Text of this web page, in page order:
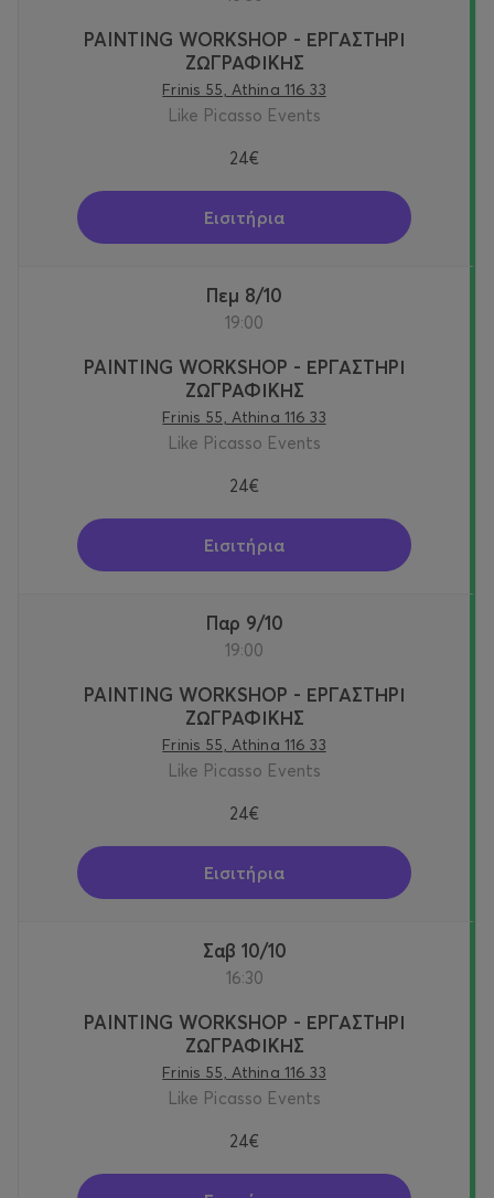
PAINTING WORKSHOP - ΕΡΓΑΣΤΗΡΙ
ΖΩΓΡΑΦΙΚΗΣ
Frinis 55, Athina 116 33
Like Picasso Events
24€
Εισιτήρια
Πεμ 8/10
19:00
PAINTING WORKSHOP - ΕΡΓΑΣΤΗΡΙ
ΖΩΓΡΑΦΙΚΗΣ
Frinis 55, Athina 116 33
Like Picasso Events
24€
Εισιτήρια
Παρ 9/10
19:00
PAINTING WORKSHOP - ΕΡΓΑΣΤΗΡΙ
ΖΩΓΡΑΦΙΚΗΣ
Frinis 55, Athina 116 33
Like Picasso Events
24€
Εισιτήρια
Σαβ 10/10
16:30
PAINTING WORKSHOP - ΕΡΓΑΣΤΗΡΙ
ΖΩΓΡΑΦΙΚΗΣ
Frinis 55, Athina 116 33
Like Picasso Events
24€